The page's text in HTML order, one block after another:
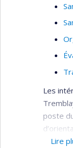
Les
poste
Lire